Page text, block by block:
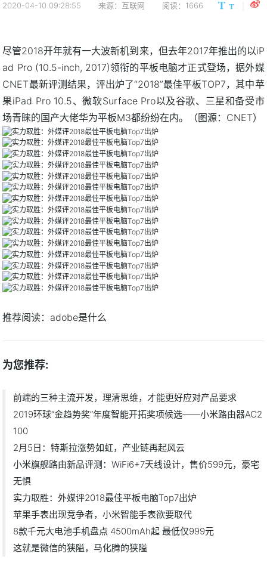
2020-04-10 09:28:55 来源：互联网 阅读：1666
尽管2018开年就有一大波新机到来，但去年2017年推出的以iP
ad Pro (10.5-inch, 2017)领衔的平板电脑才正式登场，据外媒
CNET最新评测结果，评出炉了“2018”最佳平板TOP7，其中苹
果iPad Pro 10.5、微软Surface Pro以及谷歌、三星和备受市
场青睐的国产大佬华为平板M3都纷纷在内。（图源：CNET）
推荐阅读： adobe是什么
为您推荐:
前端的三种主流开发，理清思维，才能更好应对产品要求
2019环球“金趋势奖”年度智能开拓奖项候选——小米路由器AC2
100
2月5日：特斯拉涨势如虹，产业链再起风云
小米旗舰路由新品评测：WiFi6+7天线设计，售价599元，豪宅
无惧
实力取胜：外媒评2018最佳平板电脑Top7出炉
苹果手表出现竞争者，小米智能手表欲要取代
8款千元大电池手机盘点 4500mAh起 最低仅999元
这就是微信的狭隘，马化腾的狭隘